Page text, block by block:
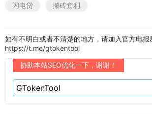
闪电贷 搬砖套利
如有不明白或者不清楚的地方，请加入官方电报
https://t.me/gtokentool
协助本站SEO优化一下，谢谢！